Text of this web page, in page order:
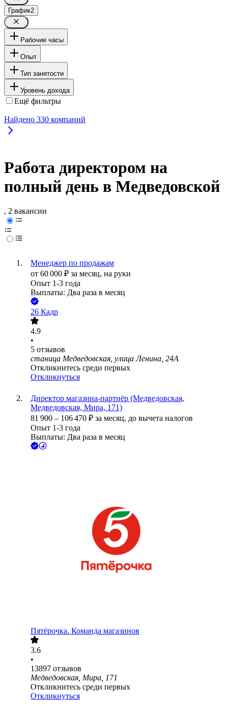
График2
Рабочие часы
Опыт
Тип занятости
Уровень дохода
Ещё фильтры
Найдено 330 компаний
Работа директором на
полный день в Медведовской
, 2 вакансии
Менеджер по продажам
от 60 000 ₽ за месяц, на руки
Опыт 1-3 года
Выплаты: Два раза в месяц
26 Кадр
4.9
•
5 отзывов
станица Медведовская, улица Ленина, 24А
Откликнитесь среди первых
Откликнуться
Директор магазина-партнёр (Медведовская,
Медведовская, Мира, 171)
81 900 – 106 470 ₽ за месяц, до вычета налогов
Опыт 1-3 года
Выплаты: Два раза в месяц
Пятёрочка. Команда магазинов
3.6
•
13897 отзывов
Медведовская, Мира, 171
Откликнитесь среди первых
Откликнуться